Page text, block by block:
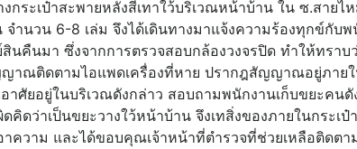
กระเป๋าสะพายหลังสีเทาใว้บริเวณหน้าบ้าน ใน ซ.สา
จำนวน 6-8 เล่ม จึงได้เดินทางมาแจ้งความร้องทุกข์กั
นคืนมา ซึ่งจากการตรวจสอบกล้องวงจรปิด ทำให้ทราบ
าณติดตามไอแพดเครื่องที่หาย ปรากฎสัญญาณอยู่ภาย
ศัยอยู่ในบริเวณดังกล่าว สอบถามพนักงานเก็บขยะคนดั
ดคิดว่าเป็นขยะวางใว้หน้าบ้าน จึงเทสิ่งของภายในกระ
าความ และได้ขอบคุณเจ้าหน้าที่ตำรวจที่ช่วยเหลือติด